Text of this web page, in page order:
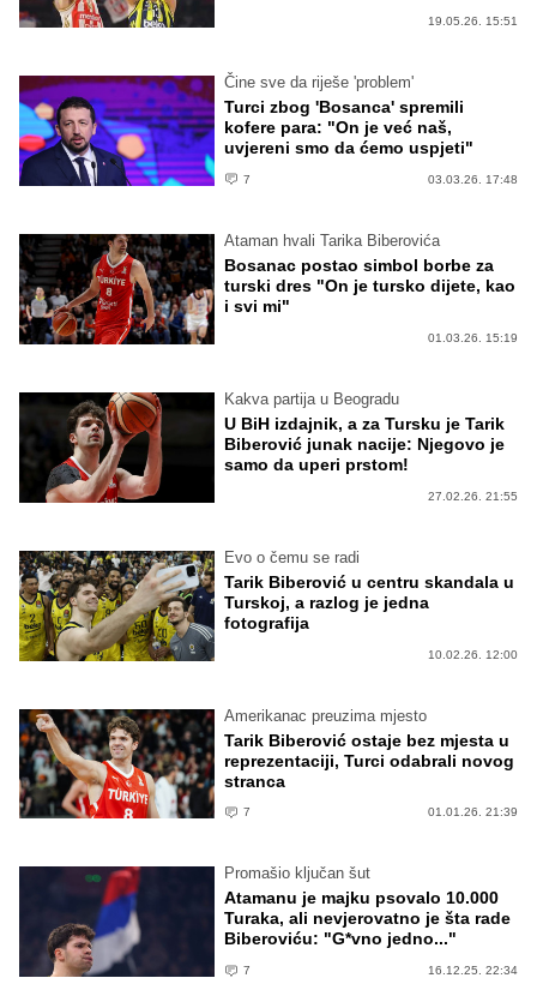
19.05.26. 15:51
Čine sve da riješe 'problem'
Turci zbog 'Bosanca' spremili
kofere para: "On je već naš,
uvjereni smo da ćemo uspjeti"
7 03.03.26. 17:48
Ataman hvali Tarika Biberovića
Bosanac postao simbol borbe za
turski dres "On je tursko dijete, kao
i svi mi"
01.03.26. 15:19
Kakva partija u Beogradu
U BiH izdajnik, a za Tursku je Tarik
Biberović junak nacije: Njegovo je
samo da uperi prstom!
27.02.26. 21:55
Evo o čemu se radi
Tarik Biberović u centru skandala u
Turskoj, a razlog je jedna
fotografija
10.02.26. 12:00
Amerikanac preuzima mjesto
Tarik Biberović ostaje bez mjesta u
reprezentaciji, Turci odabrali novog
stranca
7 01.01.26. 21:39
Promašio ključan šut
Atamanu je majku psovalo 10.000
Turaka, ali nevjerovatno je šta rade
Biberoviću: "G*vno jedno..."
7 16.12.25. 22:34